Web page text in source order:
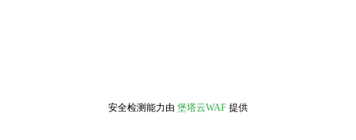
安全检测能力由 堡塔云WAF 提供